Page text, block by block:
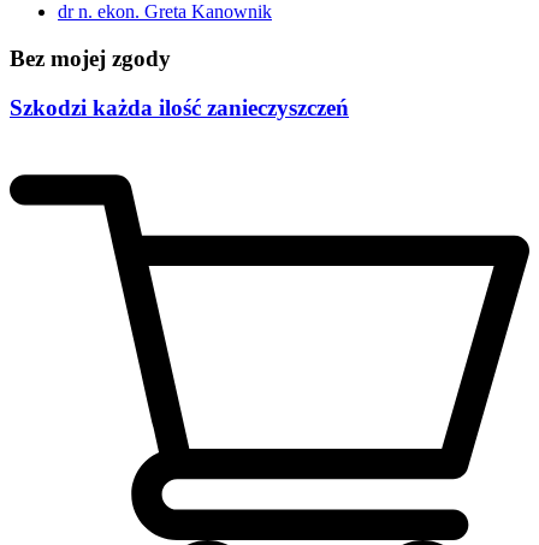
dr n. ekon. Greta Kanownik
Bez mojej zgody
Szkodzi każda ilość zanieczyszczeń